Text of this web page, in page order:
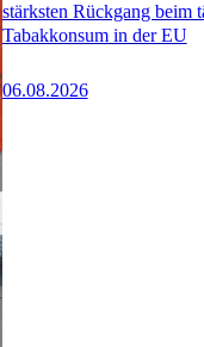
stärksten Rückgang beim
Tabakkonsum in der EU
06.08.2026